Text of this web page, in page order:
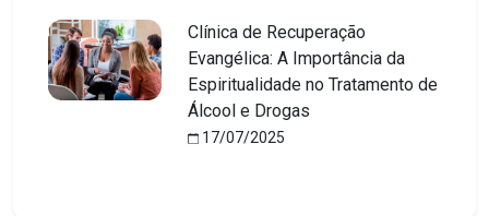
Clínica de Recuperação
Evangélica: A Importância da
Espiritualidade no Tratamento de
Álcool e Drogas
17/07/2025